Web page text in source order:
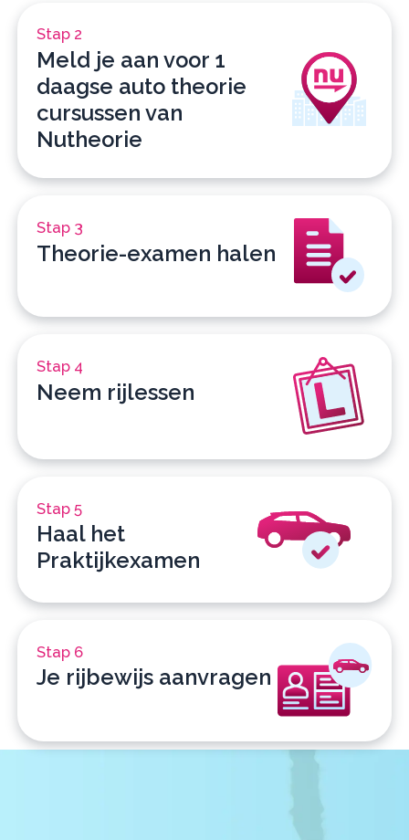
Stap 2
Meld je aan voor 1
daagse auto theorie
cursussen van
Nutheorie
Stap 3
Theorie-examen halen
Stap 4
Neem rijlessen
Stap 5
Haal het
Praktijkexamen
Stap 6
Je rijbewijs aanvragen